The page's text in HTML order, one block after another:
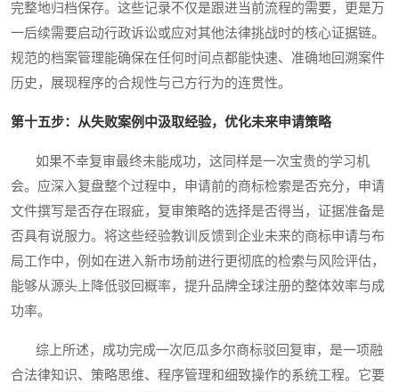
完整地归档保存。这些记录不仅是跟进当前流程的需要，更是万
一后续需要启动行政诉讼或应对其他法律挑战时的核心证据链。
规范的档案管理能确保在任何时间点都能快速、准确地回溯案件
历史，展现程序的合规性与己方行为的连贯性。
第十五步：从失败案例中汲取经验，优化未来申请策略
如果不幸复审最终未能成功，这同样是一次宝贵的学习机
会。应深入复盘整个过程中，申请前的商标检索是否充分，申请
文件撰写是否存在瑕疵，复审策略的选择是否得当，证据准备是
否具有说服力。将这些经验教训反馈到企业未来的商标申请与布
局工作中，例如在进入新市场前进行更彻底的检索与风险评估，
能够从源头上降低驳回概率，提升品牌全球注册的整体效率与成
功率。
综上所述，成功完成一次厄瓜多尔商标驳回复审，是一项融
合法律知识、策略思维、程序管理和细致操作的系统工程。它要